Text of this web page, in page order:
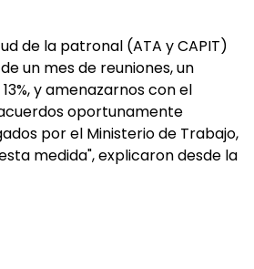
de la patronal (ATA y CAPIT)
un mes de reuniones, un
y amenazarnos con el
oportunamente
por el Ministerio de Trabajo,
medida", explicaron desde la